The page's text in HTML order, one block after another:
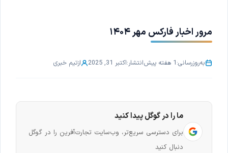
مرور اخبار فارکس مهر ۱۴۰۴
به‌روزرسانی:1 هفته پیش انتشار:اکتبر 31, 2025 ازتیم خبری
ما را در گوگل پیدا کنید
برای دسترسی سریع‌تر، وب‌سایت تجارت‌آفرین را در گوگل
دنبال کنید